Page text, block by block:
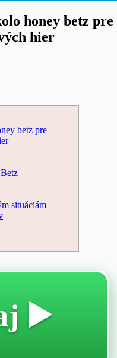
honey betz pre
hier
betz pre
situáciám
▶️